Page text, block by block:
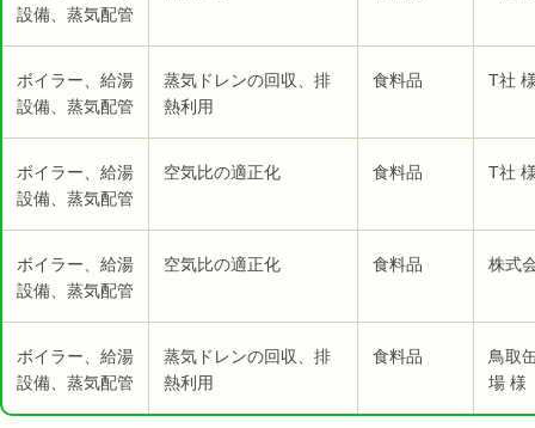
設備、蒸気配管
ボイラー、給湯
設備、蒸気配管
蒸気ドレンの回収、排
熱利用
食料品 T社
ボイラー、給湯
設備、蒸気配管
空気比の適正化 食料品 T社
ボイラー、給湯
設備、蒸気配管
空気比の適正化 食料品 株式
ボイラー、給湯
設備、蒸気配管
蒸気ドレンの回収、排
熱利用
食料品
鳥取
場 様